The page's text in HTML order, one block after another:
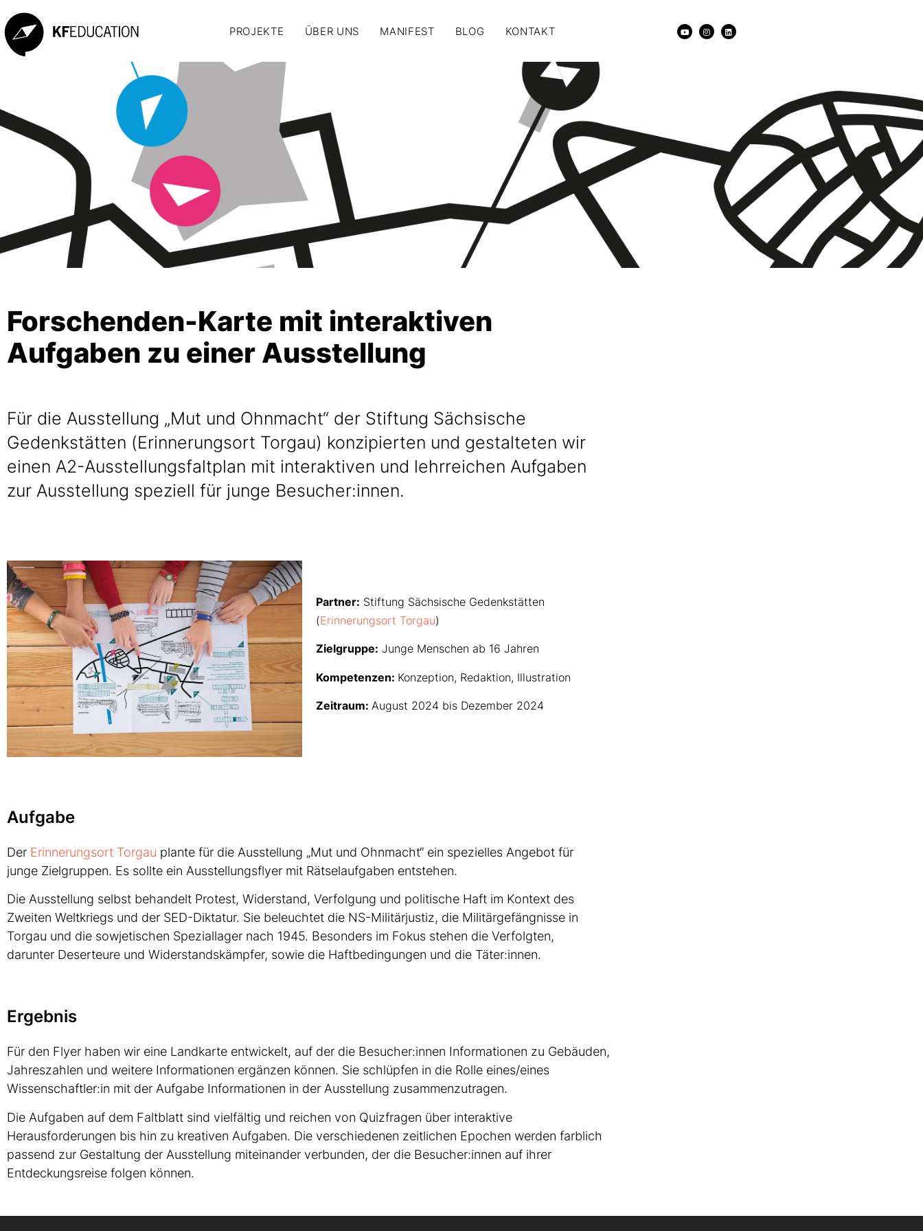
PROJEKTE ÜBER UNS MANIFEST BLOG KONTAKT
Forschenden-Karte mit interaktiven
Aufgaben zu einer Ausstellung
Für die Ausstellung „Mut und Ohnmacht“ der Stiftung Sächsische
Gedenkstätten (Erinnerungsort Torgau) konzipierten und gestalteten wir
einen A2-Ausstellungsfaltplan mit interaktiven und lehrreichen Aufgaben
zur Ausstellung speziell für junge Besucher:innen.
Partner: Stiftung Sächsische Gedenkstätten
(Erinnerungsort Torgau)
Zielgruppe: Junge Menschen ab 16 Jahren
Kompetenzen: Konzeption, Redaktion, Illustration
Zeitraum: August 2024 bis Dezember 2024
Aufgabe
Der Erinnerungsort Torgau plante für die Ausstellung „Mut und Ohnmacht“ ein spezielles Angebot für
junge Zielgruppen. Es sollte ein Ausstellungsflyer mit Rätselaufgaben entstehen.
Die Ausstellung selbst behandelt Protest, Widerstand, Verfolgung und politische Haft im Kontext des
Zweiten Weltkriegs und der SED-Diktatur. Sie beleuchtet die NS-Militärjustiz, die Militärgefängnisse in
Torgau und die sowjetischen Speziallager nach 1945. Besonders im Fokus stehen die Verfolgten,
darunter Deserteure und Widerstandskämpfer, sowie die Haftbedingungen und die Täter:innen.
Ergebnis
Für den Flyer haben wir eine Landkarte entwickelt, auf der die Besucher:innen Informationen zu Gebäuden,
Jahreszahlen und weitere Informationen ergänzen können. Sie schlüpfen in die Rolle eines/eines
Wissenschaftler:in mit der Aufgabe Informationen in der Ausstellung zusammenzutragen.
Die Aufgaben auf dem Faltblatt sind vielfältig und reichen von Quizfragen über interaktive
Herausforderungen bis hin zu kreativen Aufgaben. Die verschiedenen zeitlichen Epochen werden farblich
passend zur Gestaltung der Ausstellung miteinander verbunden, der die Besucher:innen auf ihrer
Entdeckungsreise folgen können.